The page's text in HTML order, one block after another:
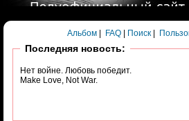
Альбом FAQ Поиск
Последняя новость:
Нет войне. Любовь победит.
Make Love, Not War.